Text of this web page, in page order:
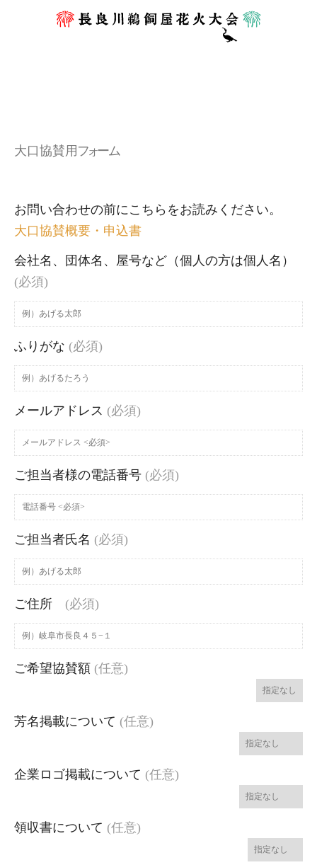
大口協賛用 フォーム
お問い合わせの前にこちらをお読みください。
大口協賛概要・申込書
会社名、団体名、屋号など（個人の方は個人名）
(必須)
ふりがな (必須)
メールアドレス (必須)
ご担当者様の電話番号 (必須)
ご担当者氏名 (必須)
ご住所 (必須)
ご希望協賛額 (任意)
芳名掲載について (任意)
企業ロゴ掲載について (任意)
領収書について (任意)